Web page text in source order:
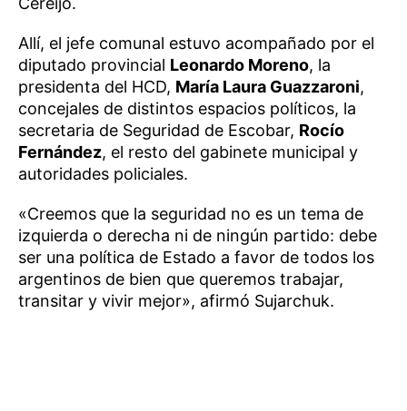
Allí, el jefe comunal estuvo acompañado por el
diputado provincial Leonardo Moreno, la
presidenta del HCD, María Laura Guazzaroni,
concejales de distintos espacios políticos, la
secretaria de Seguridad de Escobar, Rocío
Fernández, el resto del gabinete municipal y
autoridades policiales.
«Creemos que la seguridad no es un tema de
izquierda o derecha ni de ningún partido: debe
ser una política de Estado a favor de todos los
argentinos de bien que queremos trabajar,
transitar y vivir mejor», afirmó Sujarchuk.